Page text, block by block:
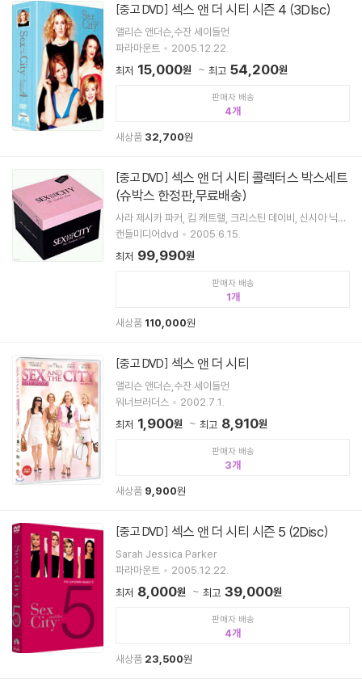
[중고 DVD] 섹스 앤 더 시티 시즌 4 (3DIsc)
앨리슨 앤더슨,수잔 세이들먼
파라마운트
2005.12.22.
최저 15,000원 최고 54,200원
판매자 배송
4
새상품 32,700원
[중고 DVD]
(슈박스 한정판,무료배송)
사라 제시카 파커, 킴 캐트랠, 크리스틴 데이비, 신시아 닉슨,
크리스 노쓰
캔들미디어dvd
2005.6.15.
최저 99,990원
판매자 배송
1
새상품 110,000원
[중고 DVD] 섹스 앤 더 시티
앨리슨 앤더슨,수잔 세이들먼
워너브러더스
2002.7.1.
최저 1,900원 최고 8,910원
판매자 배송
3
새상품 9,900원
[중고 DVD] 섹스 앤 더 시티 시즌 5 (2Disc)
Sarah Jessica Parker
파라마운트
2005.12.22.
최저 8,000원 최고 39,000원
판매자 배송
4
새상품 23,500원